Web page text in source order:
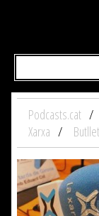
Podcasts.cat
Xarxa